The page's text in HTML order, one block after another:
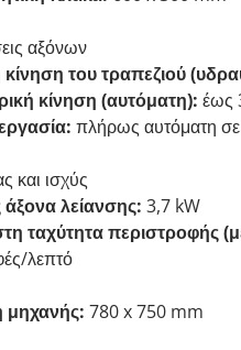
αξόνων
του τραπεζιού
κίνηση (αυτόματη): έως
πλήρως αυτόματη σε
και ισχύς
άξονα λείανσης: 3,7 kW
ταχύτητα περιστροφής
λεπτό
780 x 750 mm